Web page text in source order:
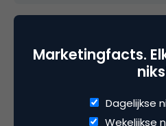
Categorie
Marketingfacts.
Dagelijkse
Wekelijkse